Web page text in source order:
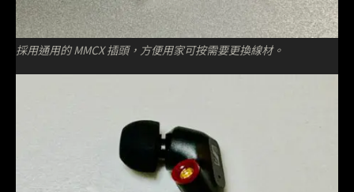
採用通用的 MMCX 插頭，方便用家可按需要更換線材。